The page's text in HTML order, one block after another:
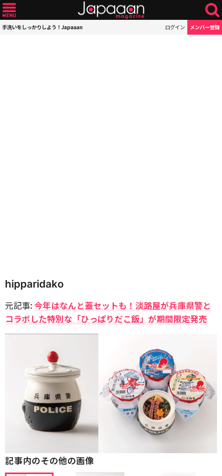
手洗いをしっかりしよう！Japaaan ログイン メンバー登録
hipparidako
元記事:今年はなんと蓋セットも！淡路屋が兵庫県警と
コラボした特別な「ひっぱりだこ飯」が期間限定発売
記事内のその他の画像